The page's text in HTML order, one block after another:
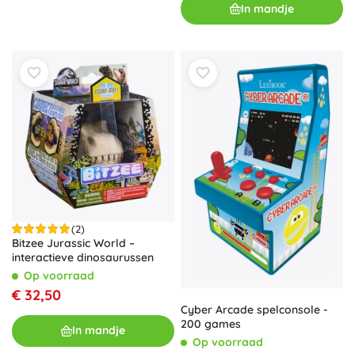
In mandje
(2)
Bitzee Jurassic World –
interactieve dinosaurussen
Op voorraad
€ 32,50
In mandje
Cyber Arcade spelconsole -
200 games
Op voorraad